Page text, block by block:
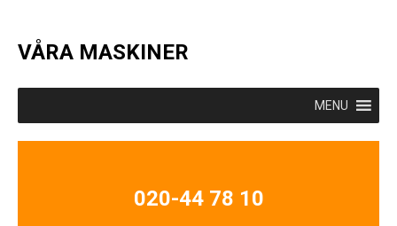
VÅRA MASKINER
MENU
020-44 78 10